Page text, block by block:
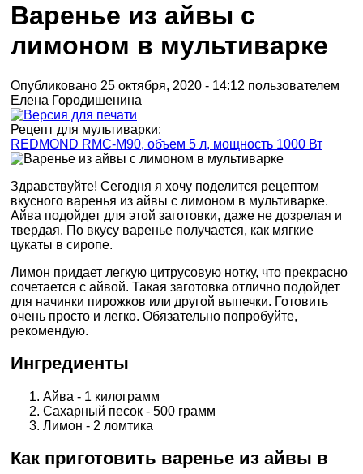
Варенье из айвы с
лимоном в мультиварке
Опубликовано 25 октября, 2020 - 14:12 пользователем
Елена Городишенина
Рецепт для мультиварки:
REDMOND RMC-M90, объем 5 л, мощность 1000 Вт
Здравствуйте! Сегодня я хочу поделится рецептом
вкусного варенья из айвы с лимоном в мультиварке.
Айва подойдет для этой заготовки, даже не дозрелая и
твердая. По вкусу варенье получается, как мягкие
цукаты в сиропе.
Лимон придает легкую цитрусовую нотку, что прекрасно
сочетается с айвой. Такая заготовка отлично подойдет
для начинки пирожков или другой выпечки. Готовить
очень просто и легко. Обязательно попробуйте,
рекомендую.
Ингредиенты
Айва - 1 килограмм
Сахарный песок - 500 грамм
Лимон - 2 ломтика
Как приготовить варенье из айвы в